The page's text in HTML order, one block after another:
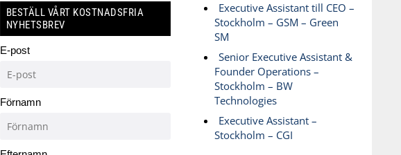
BESTÄLL VÅRT KOSTNADSFRIA
NYHETSBREV
E-post
Förnamn
Executive Assistant till CEO –
Stockholm – GSM – Green
SM
Senior Executive Assistant &
Founder Operations –
Stockholm – BW
Technologies
Executive Assistant –
Stockholm – CGI